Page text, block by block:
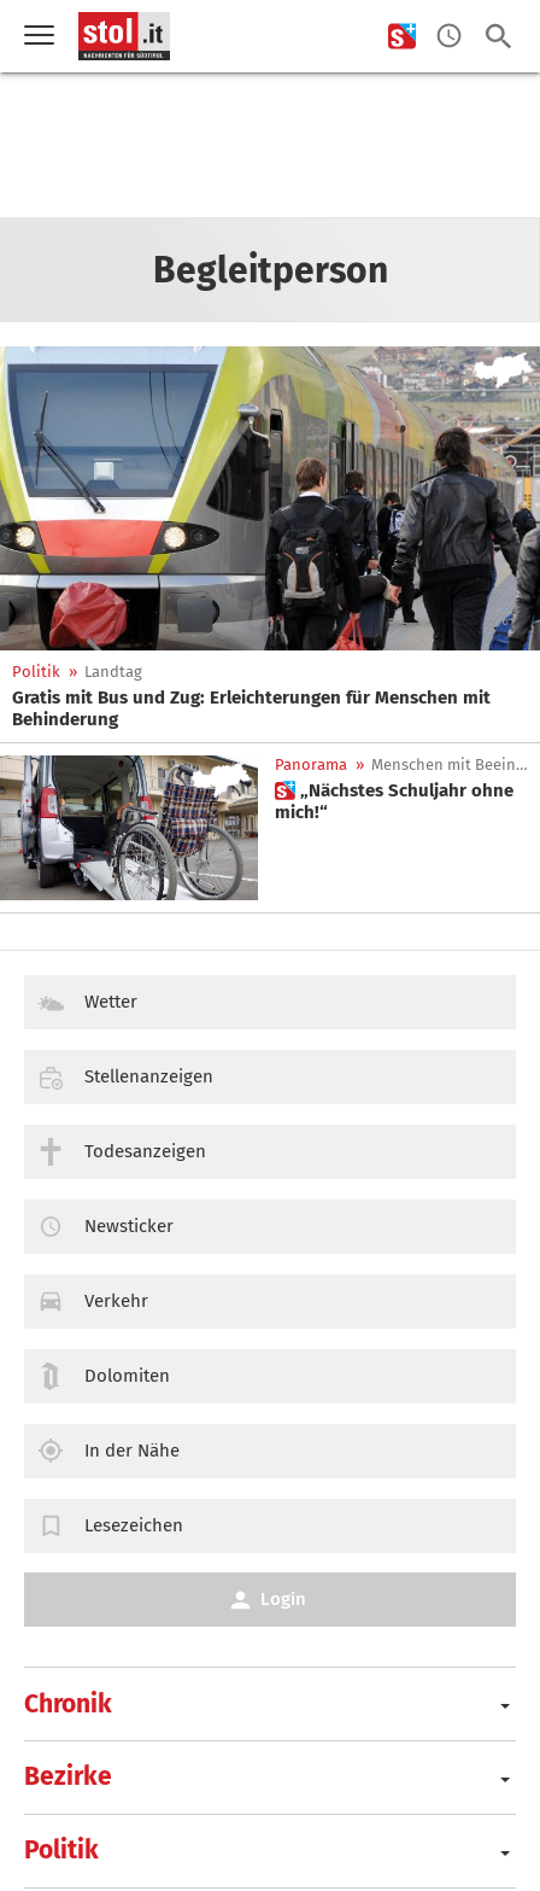
Begleitperson
Politik » Landtag
Gratis mit Bus und Zug: Erleichterungen für Menschen mit
Behinderung
Panorama » Menschen mit Beeinträchtigung
 „Nächstes Schuljahr ohne
mich!“
Chronik
Bezirke
Politik
Wetter
Stellenanzeigen
Todesanzeigen
Newsticker
Verkehr
Dolomiten
In der Nähe
Lesezeichen
Login